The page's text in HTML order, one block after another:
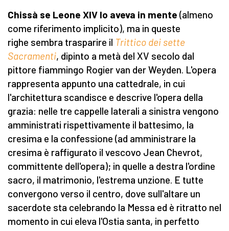
Chissà se Leone XIV lo aveva in mente (almeno
come riferimento implicito), ma in queste
righe sembra trasparire il Trittico dei sette
Sacramenti, dipinto a metà del XV secolo dal
pittore fiammingo Rogier van der Weyden. L'opera
rappresenta appunto una cattedrale, in cui
l'architettura scandisce e descrive l'opera della
grazia: nelle tre cappelle laterali a sinistra vengono
amministrati rispettivamente il battesimo, la
cresima e la confessione (ad amministrare la
cresima è raffigurato il vescovo Jean Chevrot,
committente dell'opera); in quelle a destra l'ordine
sacro, il matrimonio, l'estrema unzione. E tutte
convergono verso il centro, dove sull'altare un
sacerdote sta celebrando la Messa ed è ritratto nel
momento in cui eleva l'Ostia santa, in perfetto